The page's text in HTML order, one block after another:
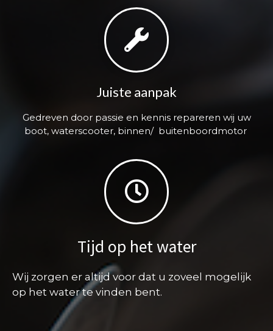
Juiste aanpak
Gedreven door passie en kennis repareren wij uw
boot, waterscooter, binnen/ buitenboordmotor
Tijd op het water
Wij zorgen er altijd voor dat u zoveel mogelijk
op het water te vinden bent.